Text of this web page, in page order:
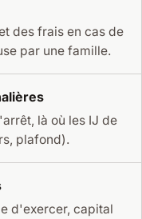
des frais en cas de
par une famille.
là où les IJ de
plafond).
d'exercer, capital